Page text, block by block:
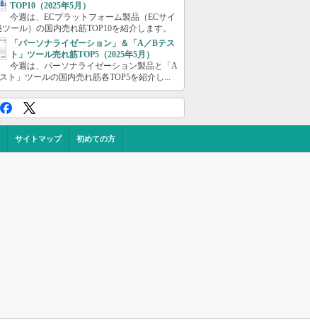
TOP10（2025年5月）
今週は、ECプラットフォーム製品（ECサイ
ツール）の国内売れ筋TOP10を紹介します。
「パーソナライゼーション」＆「A／Bテス
ト」ツール売れ筋TOP5（2025年5月）
今週は、パーソナライゼーション製品と「A
ト」ツールの国内売れ筋各TOP5を紹介し...
サイトマップ 初めての方